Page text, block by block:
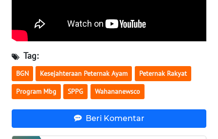
Tag:
BGN Kesejahteraan Peternak Ayam Peternak Rakyat
Program Mbg SPPG Wahananewsco
Beri Komentar
WN
WN
SULTENG
WN